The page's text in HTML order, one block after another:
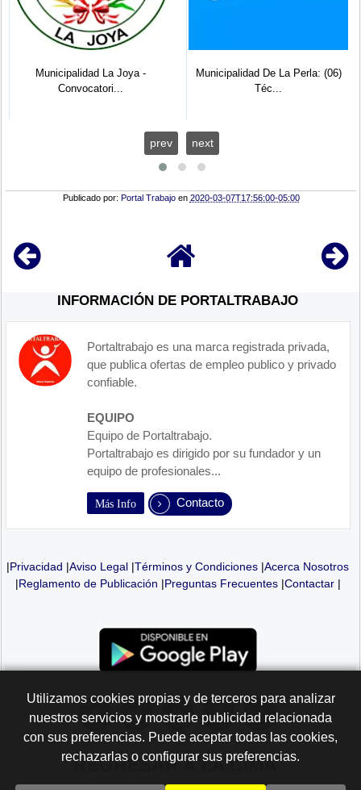
Municipalidad La Joya -
Convocatori...
Municipalidad De La Perla: (06)
Téc...
prev next
Publicado por: Portal Trabajo en 2020-03-07T17:56:00-05:00
INFORMACIÓN DE PORTALTRABAJO
Portaltrabajo es una marca registrada privada,
que publica ofertas de empleo publico y privado
confiable.
EQUIPO
Equipo de Portaltrabajo.
Portaltrabajo es dirigido por su fundador y un
equipo de profesionales...
Más Info Contacto
|Privacidad |Aviso Legal |Términos y Condiciones |Acerca Nosotros
|Reglamento de Publicación |Preguntas Frecuentes|Contactar|
Utilizamos cookies propias y de terceros para analizar
nuestros servicios y mostrarle publicidad relacionada
con sus preferencias. Puede aceptar todas las cookies,
rechazarlas o configurar sus preferencias.
REGRESAR A LACIMA